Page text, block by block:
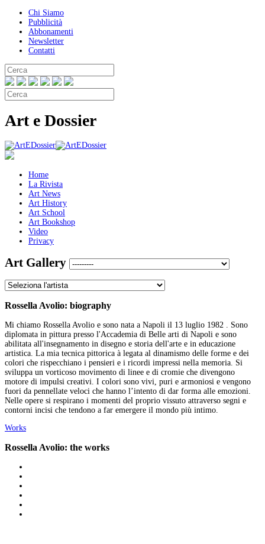
Chi Siamo
Pubblicità
Abbonamenti
Newsletter
Contatti
Art e Dossier
Home
La Rivista
Art News
Art History
Art School
Art Bookshop
Video
Privacy
Art Gallery
Rossella Avolio: biography
Mi chiamo Rossella Avolio e sono nata a Napoli il 13 luglio 1982 . Sono
diplomata in pittura presso l'Accademia di Belle arti di Napoli e sono
abilitata all'insegnamento in disegno e storia dell'arte e in educazione
artistica. La mia tecnica pittorica à legata al dinamismo delle forme e dei
colori che rispecchiano i pensieri e i ricordi impressi nella memoria. Si
sviluppa un vorticoso movimento di linee e di cromie che divengono
motore di impulsi creativi. I colori sono vivi, puri e armoniosi e vengono
fuori da pennellate veloci che hanno l’intento di dar forma alle emozioni.
Nelle opere si respirano i momenti del proprio vissuto attraverso segni e
contorni incisi che tendono a far emergere il mondo più intimo.
Works
Rossella Avolio: the works